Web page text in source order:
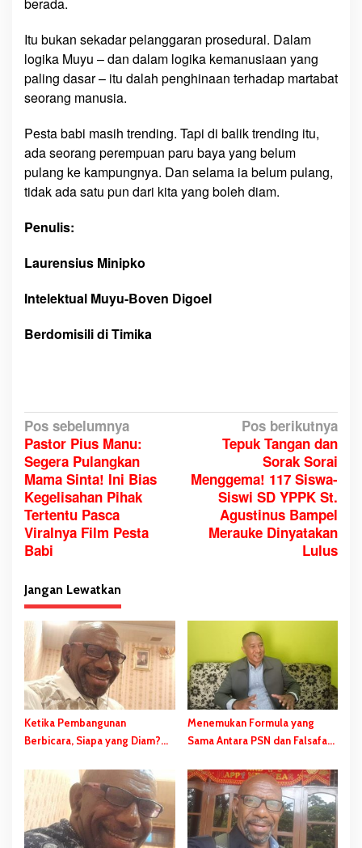
Itu bukan sekadar pelanggaran prosedural. Dalam
logika Muyu – dan dalam logika kemanusiaan yang
paling dasar – itu dalah penghinaan terhadap martabat
seorang manusia.
Pesta babi masih trending. Tapi di balik trending itu,
ada seorang perempuan paru baya yang belum
pulang ke kampungnya. Dan selama ia belum pulang,
tidak ada satu pun dari kita yang boleh diam.
Penulis:
Laurensius Minipko
Intelektual Muyu-Boven Digoel
Berdomisili di Timika
N
a
v
i
g
a
s
p
o
s
Pos sebelumnya
Pastor Pius Manu:
Segera Pulangkan
Mama Sinta! Ini Bias
Kegelisahan Pihak
Tertentu Pasca
Viralnya Film Pesta
Babi
Pos berikutnya
Tepuk Tangan dan
Sorak Sorai
Menggema! 117 Siswa-
Siswi SD YPPK St.
Agustinus Bampel
Merauke Dinyatakan
Lulus
Jangan Lewatkan
Ketika Pembangunan
Berbicara, Siapa yang Diam?
Diam-Diam Negara
Menemukan Formula yang
Sama Antara PSN dan Falsafah
Dalam Budaya Orang Malind